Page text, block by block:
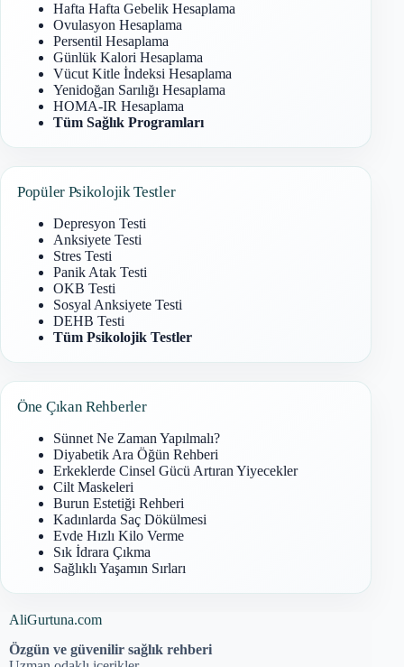
Hafta Hafta Gebelik Hesaplama
Ovulasyon Hesaplama
Persentil Hesaplama
Günlük Kalori Hesaplama
Vücut Kitle İndeksi Hesaplama
Yenidoğan Sarılığı Hesaplama
HOMA-IR Hesaplama
Tüm Sağlık Programları
Popüler Psikolojik Testler
Depresyon Testi
Anksiyete Testi
Stres Testi
Panik Atak Testi
OKB Testi
Sosyal Anksiyete Testi
DEHB Testi
Tüm Psikolojik Testler
Öne Çıkan Rehberler
Sünnet Ne Zaman Yapılmalı?
Diyabetik Ara Öğün Rehberi
Erkeklerde Cinsel Gücü Artıran Yiyecekler
Cilt Maskeleri
Burun Estetiği Rehberi
Kadınlarda Saç Dökülmesi
Evde Hızlı Kilo Verme
Sık İdrara Çıkma
Sağlıklı Yaşamın Sırları
AliGurtuna.com
Özgün ve güvenilir sağlık rehberi